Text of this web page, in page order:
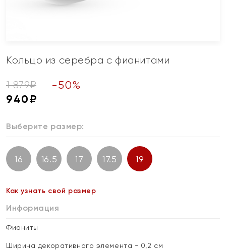
Кольцо из серебра с фианитами
1 879₽ -50%
940₽
Выберите размер:
16 16.5 17 17.5 19
Как узнать свой размер
Информация
Фианиты
Ширина декоративного элемента - 0,2 см